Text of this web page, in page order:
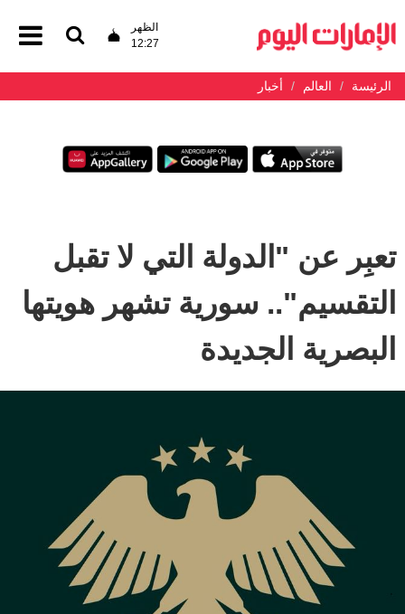
الظهر
12:27
الرئيسة العالم أخبار
تعبِر عن "الدولة التي لا تقبل
التقسيم".. سورية تشهر هويتها
البصرية الجديدة